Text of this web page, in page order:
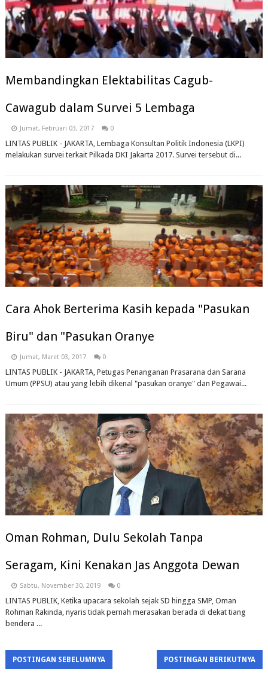
Membandingkan Elektabilitas Cagub-
Cawagub dalam Survei 5 Lembaga
Jumat, Februari 03, 2017 0
LINTAS PUBLIK - JAKARTA, Lembaga Konsultan Politik Indonesia (LKPI)
melakukan survei terkait Pilkada DKI Jakarta 2017. Survei tersebut di...
Cara Ahok Berterima Kasih kepada "Pasukan
Biru" dan "Pasukan Oranye
Jumat, Maret 03, 2017 0
LINTAS PUBLIK - JAKARTA, Petugas Penanganan Prasarana dan Sarana
Umum (PPSU) atau yang lebih dikenal "pasukan oranye" dan Pegawai...
Oman Rohman, Dulu Sekolah Tanpa
Seragam, Kini Kenakan Jas Anggota Dewan
Sabtu, November 30, 2019 0
LINTAS PUBLIK, Ketika upacara sekolah sejak SD hingga SMP, Oman
Rohman Rakinda, nyaris tidak pernah merasakan berada di dekat tiang
bendera ...
POSTINGAN SEBELUMNYA POSTINGAN BERIKUTNYA